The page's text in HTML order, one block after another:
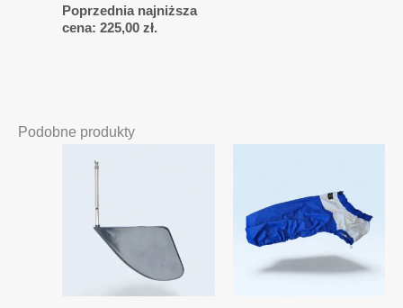
Poprzednia najniższa
cena:225,00zł.
Podobne produkty